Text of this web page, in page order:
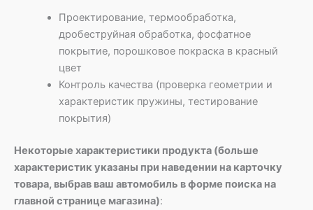
Проектирование, термообработка,
дробеструйная обработка, фосфатное
покрытие, порошковое покраска в красный
цвет
Контроль качества (проверка геометрии и
характеристик пружины, тестирование
покрытия)
Некоторые характеристики продукта (больше
характеристик указаны при наведении на карточку
товара, выбрав ваш автомобиль в форме поиска на
главной странице магазина):